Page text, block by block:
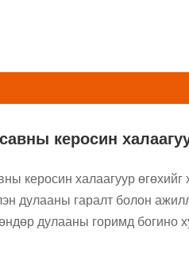
керосин
керосин халаагуур
дулааны гаралт болон
дулааны горимд богино